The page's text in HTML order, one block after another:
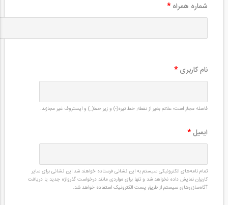
شماره همراه *
نام کاربری *
فاصله مجاز است؛ علائم بغیر از نقطه, خط تیره(-) و زیر خط(_) و اپستروف غیر مجازند.
ایمیل*
تمام نامه‌های الکترونیکی سیستم به این نشانی فرستاده خواهند شد.این نشانی برای سایر
کاربران نمایش داده نخواهد شد و تنها برای مواردی مانند درخواست گذرواژه جدید یا دریافت
آگاه‌سازی‌های سیستم از طریق پست الکترونیک استفاده خواهد شد.